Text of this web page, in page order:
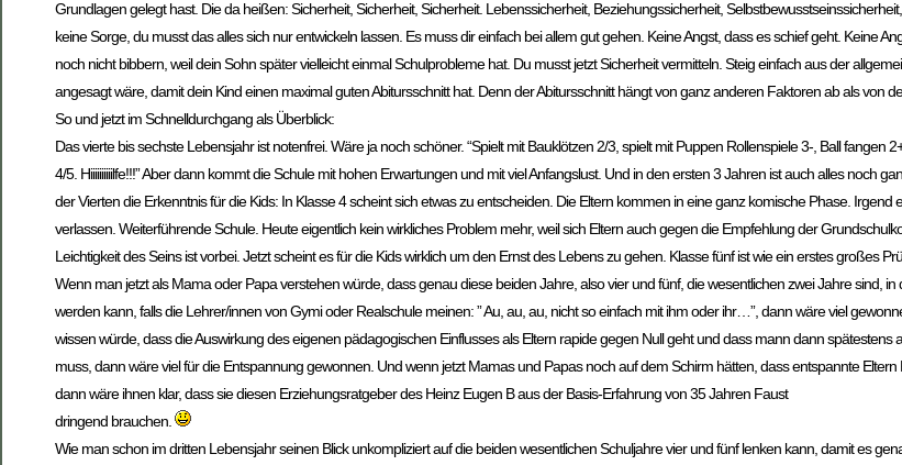
Grundlagen gelegt hast. Die da heißen: Sicherheit, Sicherheit, Sicherheit. Lebenssicherheit, Beziehungssicherheit,
keine Sorge, du musst das alles sich nur entwickeln lassen. Es muss dir einfach bei allem gut gehen. Keine Angst, dass es schief geht. Keine
noch nicht bibbern, weil dein Sohn später vielleicht einmal Schulprobleme hat. Du musst jetzt Sicherheit vermitteln. Steig einfach aus der
angesagt wäre, damit dein Kind einen maximal guten Abitursschnitt hat. Denn der Abitursschnitt hängt von ganz anderen Faktoren ab als von
So und jetzt im Schnelldurchgang als Überblick:
Das vierte bis sechste Lebensjahr ist notenfrei. Wäre ja noch schöner. “Spielt mit Bauklötzen 2/3, spielt mit Puppen Rollenspiele 3-, Ball fangen
4/5. Hiiiiiiiiiilfe!!!” Aber dann kommt die Schule mit hohen Erwartungen und mit viel Anfangslust. Und in den ersten 3 Jahren ist auch alles noch
der Vierten die Erkenntnis für die Kids: In Klasse 4 scheint sich etwas zu entscheiden. Die Eltern kommen in eine ganz komische Phase. Irgend
verlassen. Weiterführende Schule. Heute eigentlich kein wirkliches Problem mehr, weil sich Eltern auch gegen die Empfehlung der
Leichtigkeit des Seins ist vorbei. Jetzt scheint es für die Kids wirklich um den Ernst des Lebens zu gehen. Klasse fünf ist wie ein erstes großes
Wenn man jetzt als Mama oder Papa verstehen würde, dass genau diese beiden Jahre, also vier und fünf, die wesentlichen zwei Jahre sind, in
werden kann, falls die Lehrer/innen von Gymi oder Realschule meinen: ” Au, au, au, nicht so einfach mit ihm oder ihr…”, dann wäre viel
wissen würde, dass die Auswirkung des eigenen pädagogischen Einflusses als Eltern rapide gegen Null geht und dass mann dann
muss, dann wäre viel für die Entspannung gewonnen. Und wenn jetzt Mamas und Papas noch auf dem Schirm hätten, dass entspannte Eltern
dann wäre ihnen klar, dass sie diesen Erziehungsratgeber des Heinz Eugen B aus der Basis-Erfahrung von 35 Jahren Faust
dringend brauchen.
Wie man schon im dritten Lebensjahr seinen Blick unkompliziert auf die beiden wesentlichen Schuljahre vier und fünf lenken kann, damit es